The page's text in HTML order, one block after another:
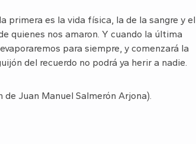
primera es la vida física, la de la sangre y el
quienes nos amaron. Y cuando la última
para siempre, y comenzará la
del recuerdo no podrá ya herir a nadie.
de Juan Manuel Salmerón Arjona).